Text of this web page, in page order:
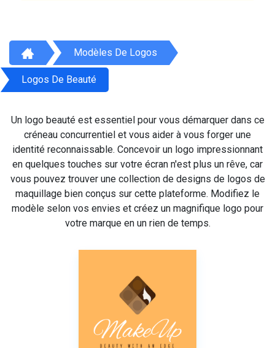
Modèles De Logos
Logos De Beauté
Un logo beauté est essentiel pour vous démarquer dans ce
créneau concurrentiel et vous aider à vous forger une
identité reconnaissable. Concevoir un logo impressionnant
en quelques touches sur votre écran n'est plus un rêve, car
vous pouvez trouver une collection de designs de logos de
maquillage bien conçus sur cette plateforme. Modifiez le
modèle selon vos envies et créez un magnifique logo pour
votre marque en un rien de temps.